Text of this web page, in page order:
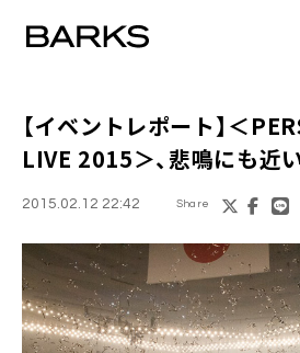
【イベントレポート】＜
LIVE 2015＞、悲鳴にも近
2015.02.12 22:42 Share